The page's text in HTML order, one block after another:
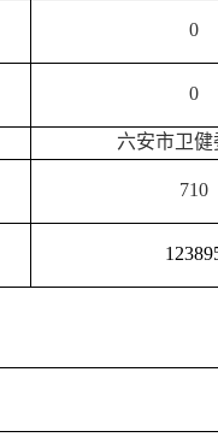
0
0
六安市卫健
710